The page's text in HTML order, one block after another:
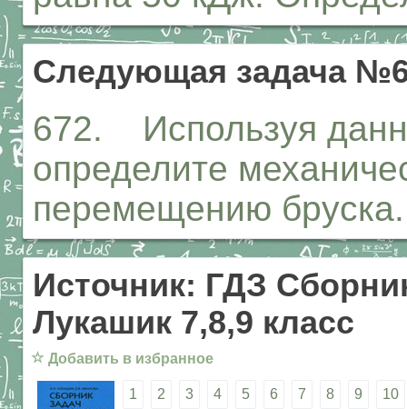
Следующая задача
672. Используя
определите
перемещению бруска.
Источник: ГДЗ
Лукашик 7,8,9 класс
☆ Добавить в избранное
1 2 3 4 5 6 7 8 9 10